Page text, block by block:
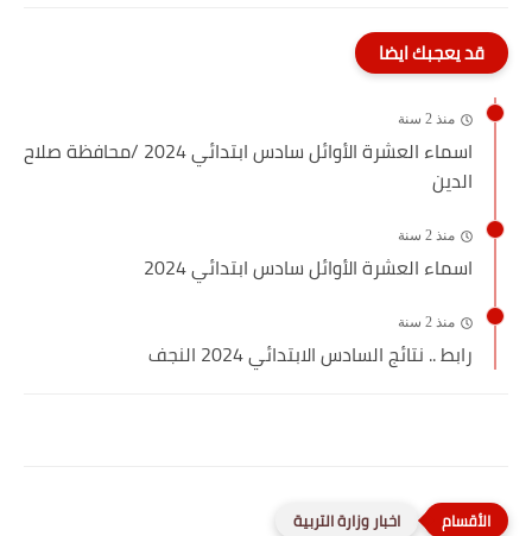
قد يعجبك ايضا
منذ 2 سنة
اسماء العشرة الأوائل سادس ابتدائي 2024 /محافظة صلاح
الدين
منذ 2 سنة
اسماء العشرة الأوائل سادس ابتدائي 2024
منذ 2 سنة
رابط .. نتائج السادس الابتدائي 2024 النجف
اخبار وزارة التربية